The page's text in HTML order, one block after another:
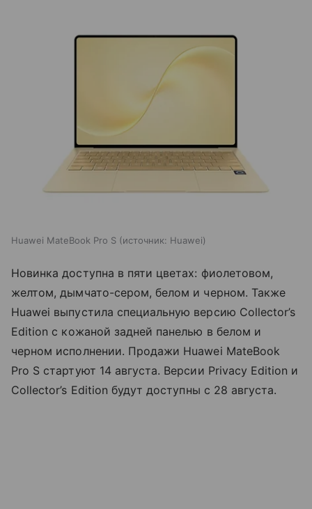
Huawei MateBook Pro S источник: Huawei
Новинка доступна в пяти цветах: фиолетовом,
желтом, дымчато-сером, белом и черном. Также
Huawei выпустила специальную версию Collector’s
Edition с кожаной задней панелью в белом и
черном исполнении. Продажи Huawei MateBook
Pro S стартуют 14 августа. Версии Privacy Edition и
Collector’s Edition будут доступны с 28 августа.